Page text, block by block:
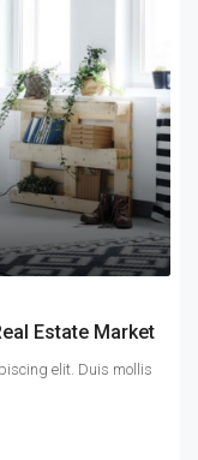
Estate Market
elit. Duis mollis